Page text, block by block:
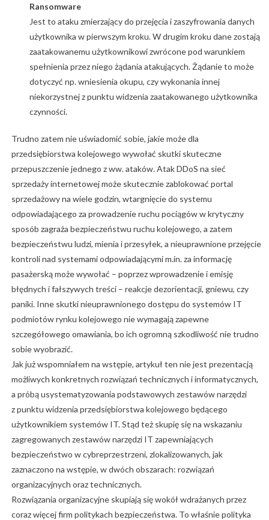
Ransomware
Jest to ataku zmierzający do przejęcia i zaszyfrowania danych
użytkownika w pierwszym kroku. W drugim kroku dane zostają
zaatakowanemu użytkownikowi zwrócone pod warunkiem
spełnienia przez niego żądania atakujących. Żądanie to może
dotyczyć np. wniesienia okupu, czy wykonania innej
niekorzystnej z punktu widzenia zaatakowanego użytkownika
czynności.
Trudno zatem nie uświadomić sobie, jakie może dla
przedsiębiorstwa kolejowego wywołać skutki skuteczne
przepuszczenie jednego z ww. ataków. Atak DDoS na sieć
sprzedaży internetowej może skutecznie zablokować portal
sprzedażowy na wiele godzin, wtargnięcie do systemu
odpowiadającego za prowadzenie ruchu pociągów w krytyczny
sposób zagraża bezpieczeństwu ruchu kolejowego, a zatem
bezpieczeństwu ludzi, mienia i przesyłek, a nieuprawnione przejęcie
kontroli nad systemami odpowiadającymi m.in. za informację
pasażerską może wywołać – poprzez wprowadzenie i emisję
błędnych i fałszywych treści – reakcje dezorientacji, gniewu, czy
paniki. Inne skutki nieuprawnionego dostępu do systemów IT
podmiotów rynku kolejowego nie wymagają zapewne
szczegółowego omawiania, bo ich ogromną szkodliwość nie trudno
sobie wyobrazić.
Jak już wspomniałem na wstępie, artykuł ten nie jest prezentacją
możliwych konkretnych rozwiązań technicznych i informatycznych,
a próbą usystematyzowania podstawowych zestawów narzędzi
z punktu widzenia przedsiębiorstwa kolejowego będącego
użytkownikiem systemów IT. Stąd też skupię się na wskazaniu
zagregowanych zestawów narzędzi IT zapewniających
bezpieczeństwo w cybreprzestrzeni, zlokalizowanych, jak
zaznaczono na wstępie, w dwóch obszarach: rozwiązań
organizacyjnych oraz technicznych.
Rozwiązania organizacyjne skupiają się wokół wdrażanych przez
coraz więcej firm politykach bezpieczeństwa. To właśnie polityka